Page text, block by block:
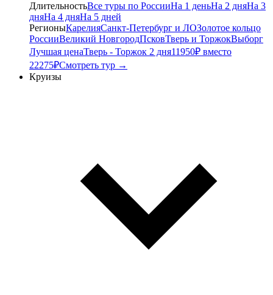
ДлительностьВсе туры по РоссииНа 1 деньНа 2 дняНа 3
дняНа 4 дняНа 5 дней
РегионыКарелияСанкт-Петербург и ЛОЗолотое кольцо
РоссииВеликий НовгородПсковТверь и ТоржокВыборг
Лучшая ценаТверь - Торжок 2 дня11950₽ вместо
22275₽Смотреть тур →
Круизы